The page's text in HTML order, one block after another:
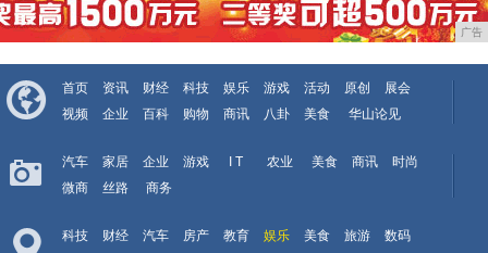
广告
首页 资讯 财经 科技 娱乐 游戏 活动 原创
展会
视频
企业 百科 购物 商讯 八卦 美食 华山论见
汽车 家居 企业 游戏 I T 农业 美食 商讯
时尚
微商
丝路 商务
科技 财经 汽车 房产 教育 娱乐 美食 旅游
数码